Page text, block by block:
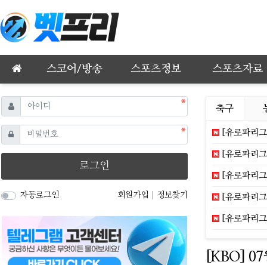
메인 메뉴스코어/방송 스포츠정보 스포츠자료
아이디 필수
비밀번호 필수
로그인
자동로그인 회원가입 정보찾기
축구
[유로파리
[유로파리
[유로파리
[유로파리
[유로파리
[KBO]